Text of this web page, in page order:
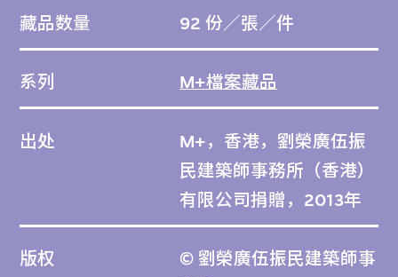
藏品数量 92 份／張／件
系列 M+檔案藏品
出处
M+，香港，劉榮廣伍振
民建築師事務所（香港）
有限公司捐贈，2013年
版权
© 劉榮廣伍振民建築師事